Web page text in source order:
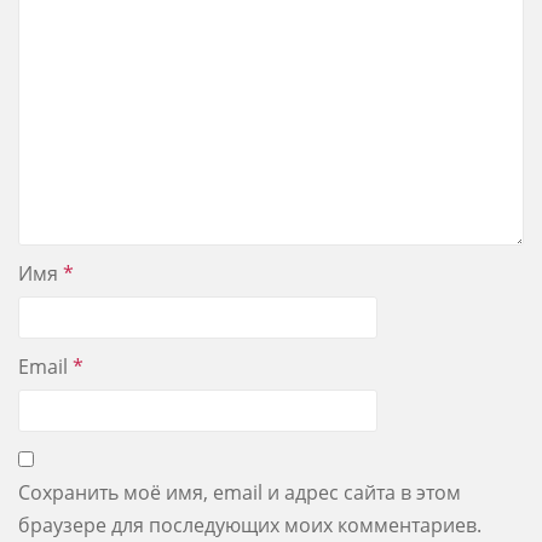
Имя *
Email *
Сохранить моё имя, email и адрес сайта в этом
браузере для последующих моих комментариев.